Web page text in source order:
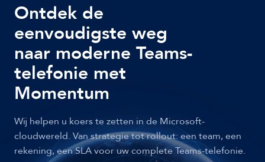
Ontdek de
eenvoudigste weg
naar moderne Teams-
telefonie met
Momentum
Wij helpen u koers te zetten in de Microsoft-
cloudwereld. Van strategie tot rollout: een team, een
rekening, een SLA voor uw complete Teams-telefonie.